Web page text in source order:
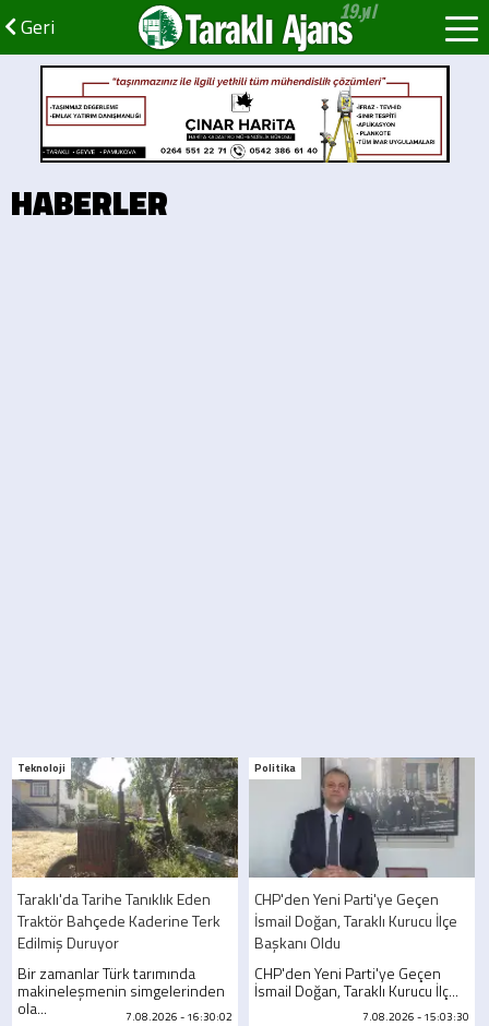
Geri Taraklı Ajans
HABERLER
Taraklı'da Tarihe Tanıklık Eden
Traktör Bahçede Kaderine Terk
Edilmiş Duruyor
Bir zamanlar Türk tarımında
makineleşmenin simgelerinden
ola...
Teknoloji
7.08.2026 - 16:30:02
CHP'den Yeni Parti'ye Geçen
İsmail Doğan, Taraklı Kurucu İlçe
Başkanı Oldu
CHP'den Yeni Parti'ye Geçen
İsmail Doğan, Taraklı Kurucu İlç...
Politika
7.08.2026 - 15:03:30